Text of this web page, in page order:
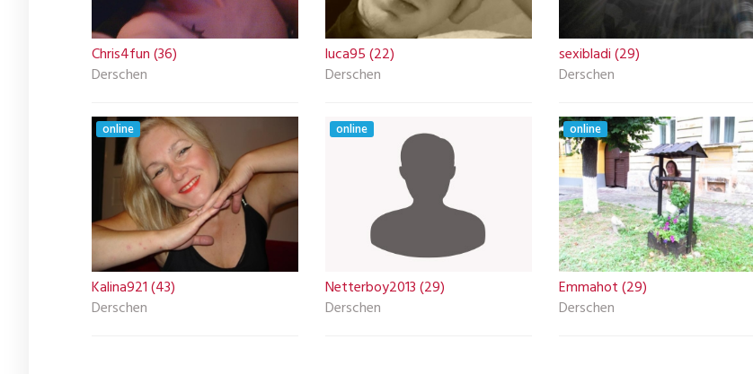
Chris4fun (36)
Derschen
luca95 (22)
Derschen
sexibladi (29)
Derschen
online
Kalina921 (43)
Derschen
online
Netterboy2013 (29)
Derschen
online
Emmahot (29)
Derschen